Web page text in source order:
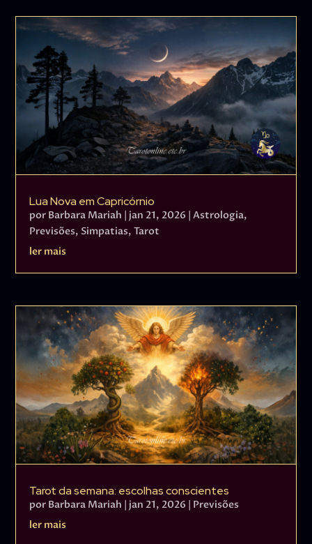
Lua Nova em Capricórnio
por Barbara Mariah | jan 21, 2026 |Astrologia,
Previsões, Simpatias,Tarot
ler mais
Tarot da semana: escolhas conscientes
por Barbara Mariah jan 21, 2026
Previsões
ler mais